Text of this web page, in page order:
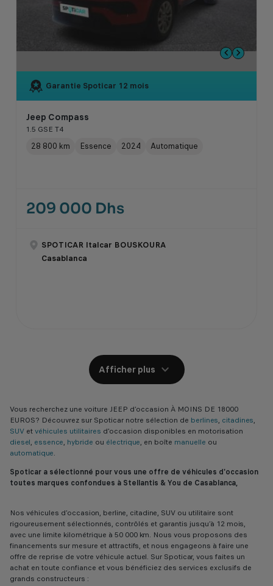
Garantie Spoticar 12 mois
Jeep Compass
1.5 GSE T4
28 800 km Essence 2024 Automatique
209 000 Dhs
SPOTICAR Italcar BOUSKOURA
Casablanca
Afficher plus
Vous recherchez une voiture JEEP d’occasion À MOINS DE 18000
EUROS? Découvrez sur Spoticar notre sélection de berlines, citadines,
SUV etvéhicules utilitaires d'occasion disponibles en motorisation
diesel, essence, hybride ou électrique, en boîte manuelle ou
automatique.
Spoticar a sélectionné pour vous une offre de véhicules d'occasion
toutes marques confondues à Stellantis & You de Casablanca,
Nos véhicules d’occasion, berline, citadine, SUV ou utilitaire sont
rigoureusement sélectionnés, contrôlés et garantis jusqu’à 12 mois,
avec une limite kilométrique à 50 000 km. Nous vous proposons des
financements sur mesure et attractifs, et nous engageons à faire une
offre de reprise de votre véhicule actuel. Sur Spoticar, vous faites un
achat en toute confiance et vous bénéficiez des services exclusifs de
grands constructeurs :